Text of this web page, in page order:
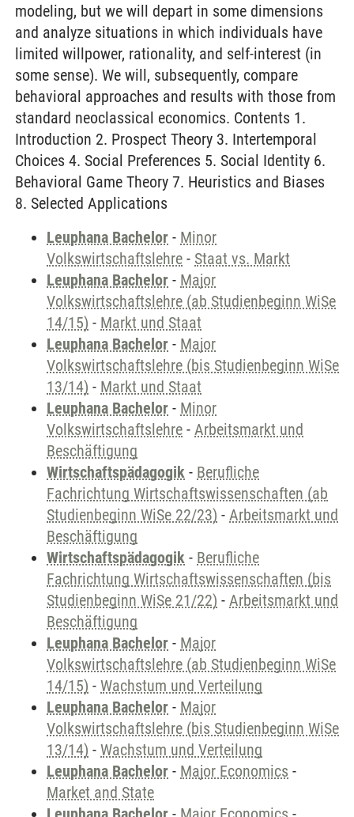
modeling, but we will depart in some dimensions
and analyze situations in which individuals have
limited willpower, rationality, and self-interest (in
some sense). We will, subsequently, compare
behavioral approaches and results with those from
standard neoclassical economics. Contents 1.
Introduction 2. Prospect Theory 3. Intertemporal
Choices 4. Social Preferences 5. Social Identity 6.
Behavioral Game Theory 7. Heuristics and Biases
8. Selected Applications
Leuphana Bachelor - Minor
Volkswirtschaftslehre - Staat vs. Markt
Leuphana Bachelor - Major
Volkswirtschaftslehre (ab Studienbeginn WiSe
14/15) - Markt und Staat
Leuphana Bachelor - Major
Volkswirtschaftslehre (bis Studienbeginn WiSe
13/14) - Markt und Staat
Leuphana Bachelor - Minor
Volkswirtschaftslehre - Arbeitsmarkt und
Beschäftigung
Wirtschaftspädagogik - Berufliche
Fachrichtung Wirtschaftswissenschaften (ab
Studienbeginn WiSe 22/23) - Arbeitsmarkt und
Beschäftigung
Wirtschaftspädagogik - Berufliche
Fachrichtung Wirtschaftswissenschaften (bis
Studienbeginn WiSe 21/22) - Arbeitsmarkt und
Beschäftigung
Leuphana Bachelor - Major
Volkswirtschaftslehre (ab Studienbeginn WiSe
14/15) - Wachstum und Verteilung
Leuphana Bachelor - Major
Volkswirtschaftslehre (bis Studienbeginn WiSe
13/14) - Wachstum und Verteilung
Leuphana Bachelor - Major Economics -
Market and State